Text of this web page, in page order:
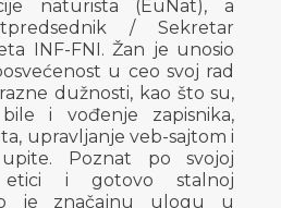
naturista (EuNat), a
/ Sekretar
INF-FNI. Žan je unosio
u ceo svoj rad
dužnosti, kao što su,
i vođenje zapisnika,
upravljanje veb-sajtom i
Poznat po svojoj
etici i gotovo stalnoj
je značajnu ulogu u